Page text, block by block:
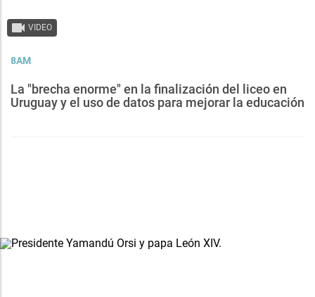
VIDEO
8AM
La "brecha enorme" en la finalización del liceo en
Uruguay y el uso de datos para mejorar la educación